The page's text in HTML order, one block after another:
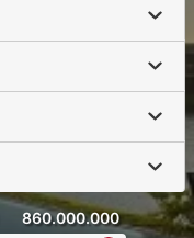
860.000.000